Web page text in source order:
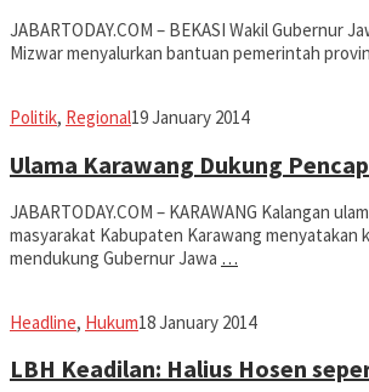
JABARTODAY.COM – BEKASI Wakil Gubernur
Mizwar menyalurkan bantuan pemerintah
Politik, RegionalJabar
19 January 2014
Ulama Karawang Dukung
JABARTODAY.COM – KARAWANG Kalangan
masyarakat Kabupaten Karawang menyatakan
mendukung Gubernur Jawa …
Headline, Hukumfahruszf
18 January 2014
LBH Keadilan: Halius Hosen